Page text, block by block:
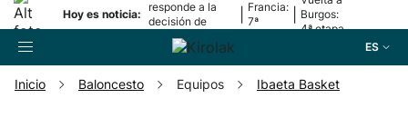
Hoy es noticia:
responde a la
decisión de
Oriamendi
Francia:
7ª
Burgos:
4ª etapa
ES
Inicio Baloncesto Equipos Ibaeta Basket